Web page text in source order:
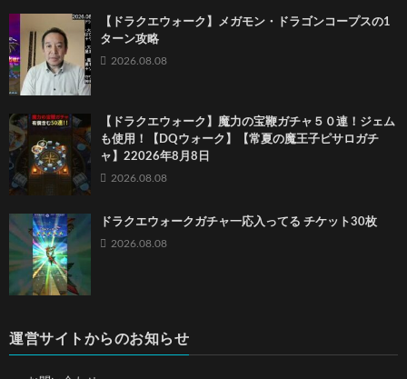
【ドラクエウォーク】メガモン・ドラゴンコープスの1
ターン攻略
2026.08.08
【ドラクエウォーク】魔力の宝鞭ガチャ５０連！ジェム
も使用！【DQウォーク】【常夏の魔王子ピサロガチ
ャ】22026年8月8日
2026.08.08
ドラクエウォークガチャ一応入ってる チケット30枚
2026.08.08
運営サイトからのお知らせ